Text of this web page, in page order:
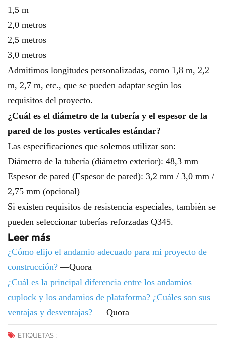
1,5 m
2,0 metros
2,5 metros
3,0 metros
Admitimos longitudes personalizadas, como 1,8 m, 2,2
m, 2,7 m, etc., que se pueden adaptar según los
requisitos del proyecto.
¿Cuál es el diámetro de la tubería y el espesor de la
pared de los postes verticales estándar?
Las especificaciones que solemos utilizar son:
Diámetro de la tubería (diámetro exterior): 48,3 mm
Espesor de pared (Espesor de pared): 3,2 mm / 3,0 mm /
2,75 mm (opcional)
Si existen requisitos de resistencia especiales, también se
pueden seleccionar tuberías reforzadas Q345.
Leer más
¿Cómo elijo el andamio adecuado para mi proyecto de
construcción? —Quora
¿Cuál es la principal diferencia entre los andamios
cuplock y los andamios de plataforma? ¿Cuáles son sus
ventajas y desventajas? — Quora
ETIQUETAS :